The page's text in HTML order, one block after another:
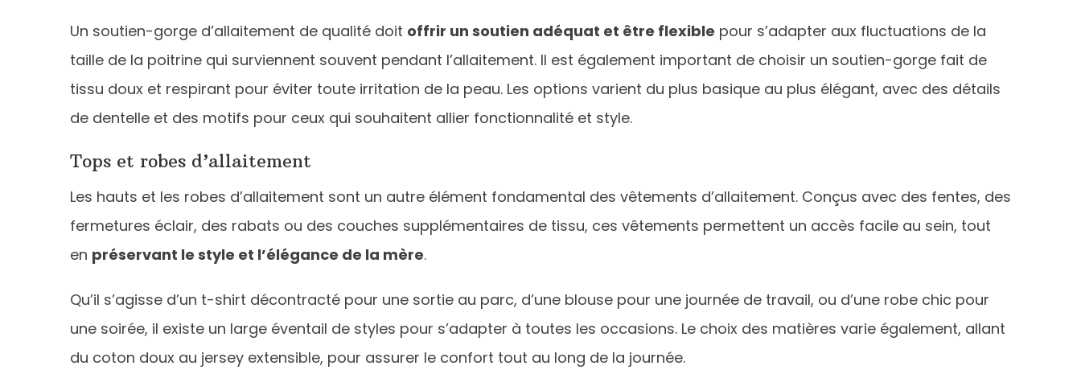
Un soutien-gorge d’allaitement de qualité doit offrir un soutien adéquat et être flexible pour s’adapter aux fluctuations de la
taille de la poitrine qui surviennent souvent pendant l’allaitement. Il est également important de choisir un soutien-gorge fait de
tissu doux et respirant pour éviter toute irritation de la peau. Les options varient du plus basique au plus élégant, avec des détails
de dentelle et des motifs pour ceux qui souhaitent allier fonctionnalité et style.
Tops et robes d’allaitement
Les hauts et les robes d’allaitement sont un autre élément fondamental des vêtements d’allaitement. Conçus avec des fentes, des
fermetures éclair, des rabats ou des couches supplémentaires de tissu, ces vêtements permettent un accès facile au sein, tout
en préservant le style et l’élégance de la mère.
Qu’il s’agisse d’un t-shirt décontracté pour une sortie au parc, d’une blouse pour une journée de travail, ou d’une robe chic pour
une soirée, il existe un large éventail de styles pour s’adapter à toutes les occasions. Le choix des matières varie également, allant
du coton doux au jersey extensible, pour assurer le confort tout au long de la journée.